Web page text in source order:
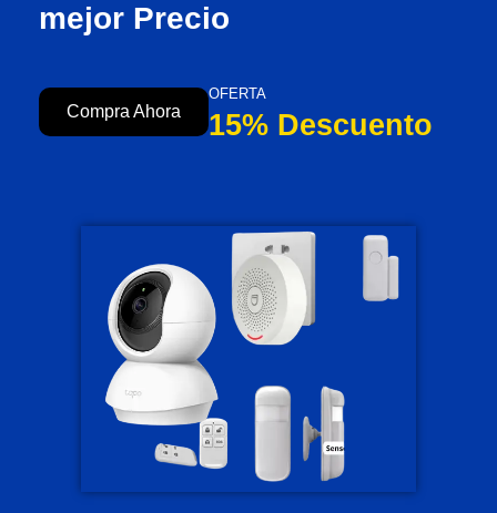
mejor Precio
Compra Ahora
OFERTA
15% Descuento